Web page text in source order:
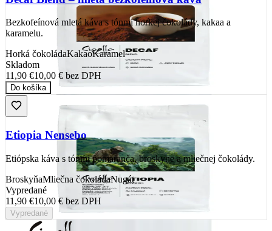
Bezkofeínová mletá káva s tónmi horkej čokolády, kakaa a
karamelu.
Horká čokoládaKakaoKaramel
Skladom
11,90 €10,00 € bez DPH
Do košíka
Etiopia Nensebo
Etiópska káva s tónmi pomaranča, broskyne a mliečnej čokolády.
BroskyňaMliečna čokoládaNugát
Vypredané
11,90 €10,00 € bez DPH
Vypredané